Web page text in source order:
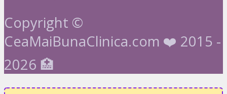
Copyright ©
CeaMaiBunaClinica.com ❤️ 2015 -
2026 🏥